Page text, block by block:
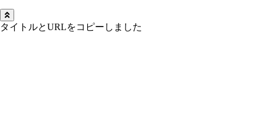
タイトルとURLをコピーしました